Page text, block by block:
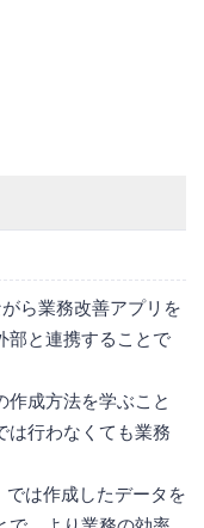
ら業務改善アプリを
部と連携することで
成方法を学ぶこと
は行わなくても業務
では作成したデータを